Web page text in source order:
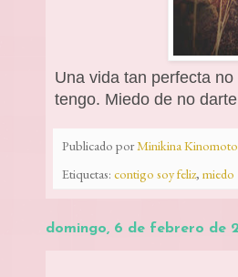
Una vida tan perfecta
tengo. Miedo de no
Publicado porMinikina Kinomoto
Etiquetas: contigo soy feliz, miedo
domingo, 6 de febrero de